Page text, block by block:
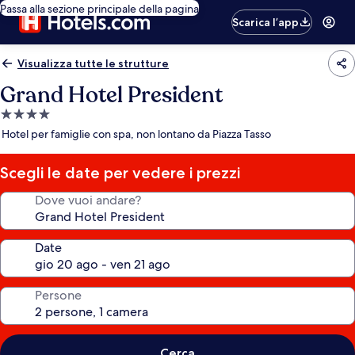
Passa alla sezione principale della pagina
Scarica l’app
Visualizza tutte le strutture
Grand Hotel President
Struttura
a
stelle
Hotel per famiglie con spa, non lontano da Piazza Tasso
Scegli le date per vedere i prezzi
Dove vuoi andare?
Date
Persone